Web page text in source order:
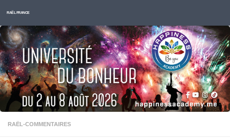
Skip to content
RAËL FRANCE
RAËL-COMMENTAIRES